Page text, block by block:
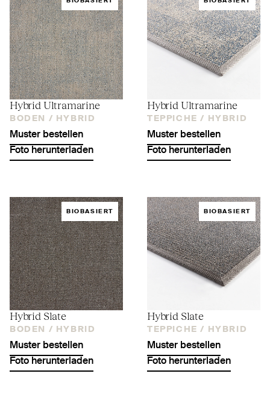
Hybrid Ultramarine
BODEN / HYBRID
Muster bestellen
Foto herunterladen
Hybrid Ultramarine
TEPPICHE / HYBRID
Muster bestellen
Foto herunterladen
BIOBASIERT
Hybrid Slate
BODEN / HYBRID
Muster bestellen
Foto herunterladen
BIOBASIERT
Hybrid Slate
TEPPICHE / HYBRID
Muster bestellen
Foto herunterladen